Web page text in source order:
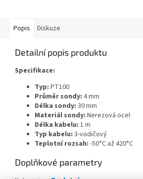
Popis Diskuze
Detailní popis produktu
Specifikace:
Typ: PT100
Průměr sondy: 4 mm
Délka sondy: 30 mm
Materiál sondy: Nerezová ocel
Délka kabelu: 1 m
Typ kabelu: 3-vodičový
Teplotní rozsah: -50°C až 420°C
Doplňkové parametry